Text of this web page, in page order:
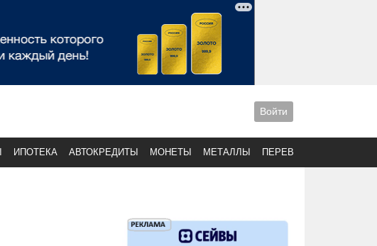
Войти
ИПОТЕКА АВТОКРЕДИТЫ МОНЕТЫ МЕТАЛЛЫ ПЕРЕВОДЫ